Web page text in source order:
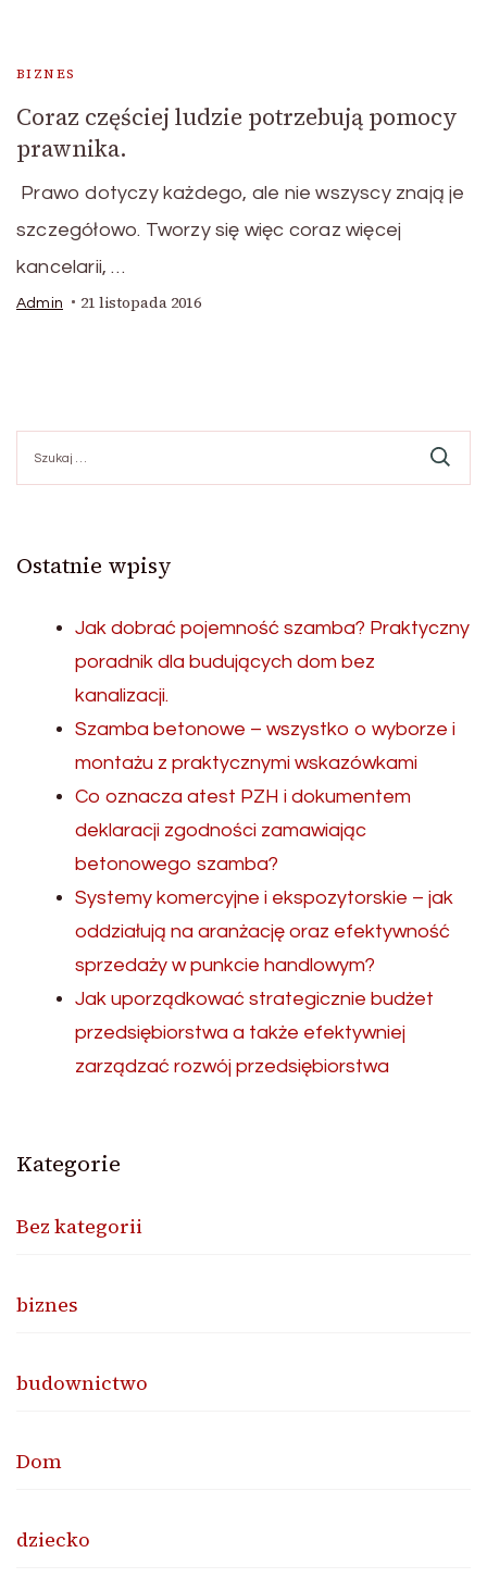
BIZNES
Coraz częściej ludzie potrzebują pomocy
prawnika.
Prawo dotyczy każdego, ale nie wszyscy znają je
szczegółowo. Tworzy się więc coraz więcej
kancelarii, …
Admin 21 listopada 2016
Ostatnie wpisy
Jak dobrać pojemność szamba? Praktyczny
poradnik dla budujących dom bez
kanalizacji.
Szamba betonowe – wszystko o wyborze i
montażu z praktycznymi wskazówkami
Co oznacza atest PZH i dokumentem
deklaracji zgodności zamawiając
betonowego szamba?
Systemy komercyjne i ekspozytorskie – jak
oddziałują na aranżację oraz efektywność
sprzedaży w punkcie handlowym?
Jak uporządkować strategicznie budżet
przedsiębiorstwa a także efektywniej
zarządzać rozwój przedsiębiorstwa
Kategorie
Bez kategorii
biznes
budownictwo
Dom
dziecko